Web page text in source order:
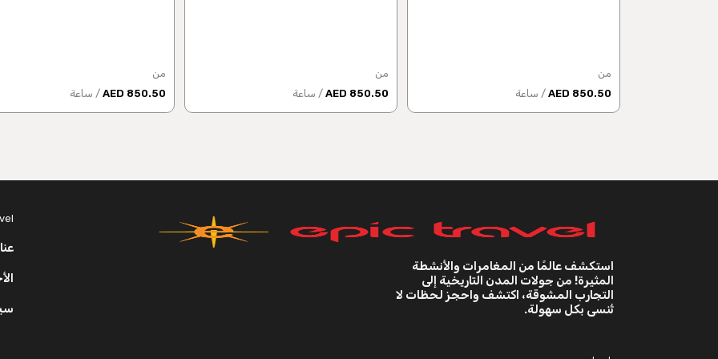
من
850.50 AED
/ ساعة
من
850.50 AED
/ ساعة
من
850.50 AED
/ ساعة
استكشف عالمًا من المغامرات والأنشطة
المثيرة! من جولات المدن التاريخية إلى
التجارب المشوقة، اكتشف واحجز لحظات لا
تُنسى بكل سهولة.
عنا